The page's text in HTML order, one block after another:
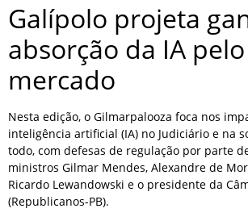
Galípolo projeta
absorção da IA pelo
mercado
Nesta edição, o Gilmarpalooza foca nos
inteligência artificial (IA) no Judiciário e na
todo, com defesas de regulação por parte
ministros Gilmar Mendes, Alexandre de
Ricardo Lewandowski e o presidente da
(Republicanos-PB).